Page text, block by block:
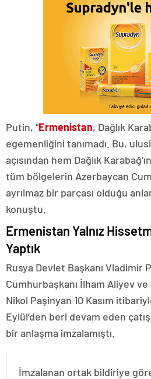
Putin, “Ermenistan, Dağlık
egemenliğini tanımadı. Bu,
açısından hem Dağlık
tüm bölgelerin Azerbaycan
ayrılmaz bir parçası olduğu
konuştu.
Ermenistan Yalnız
Yaptık
Rusya Devlet Başkanı Vladimir
Cumhurbaşkanı İlham Aliyev
Nikol Paşinyan 10 Kasım
Eylül’den beri devam eden
bir anlaşma imzalamıştı.
İmzalanan ortak bildiriye